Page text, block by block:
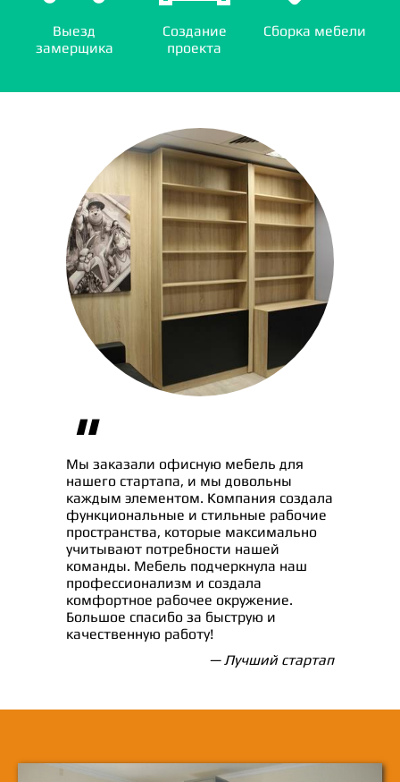
Выезд
замерщика
Создание
проекта
Сборка мебели
"
Мы заказали офисную мебель для
нашего стартапа, и мы довольны
каждым элементом. Компания создала
функциональные и стильные рабочие
пространства, которые максимально
учитывают потребности нашей
команды. Мебель подчеркнула наш
профессионализм и создала
комфортное рабочее окружение.
Большое спасибо за быструю и
качественную работу!
— Лучший стартап